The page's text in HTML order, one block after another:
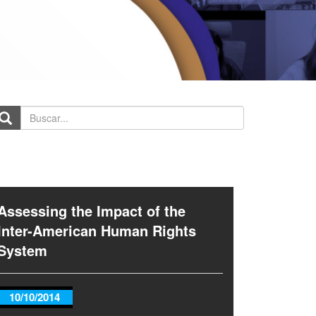
the Impact of the
American Human Rights
10/10/2014